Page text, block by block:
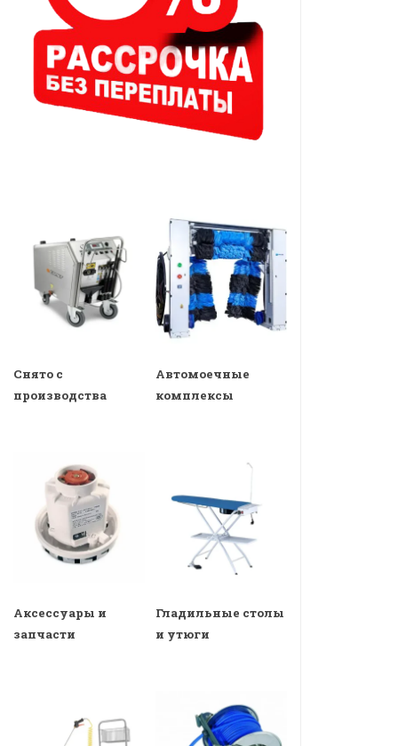
Снято с
производства
Автомоечные
комплексы
Аксессуары и
запчасти
Гладильные столы
и утюги